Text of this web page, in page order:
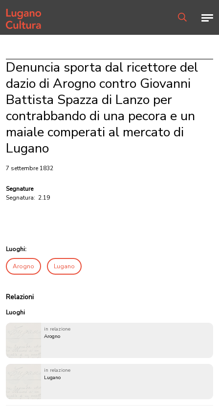
Home page
Denuncia sporta dal ricettore del
dazio di Arogno contro Giovanni
Battista Spazza di Lanzo per
contrabbando di una pecora e un
maiale comperati al mercato di
Lugano
7 settembre 1832
Segnature
Segnatura: 2.19
Luoghi:
Arogno Lugano
Relazioni
Luoghi
in relazione
Arogno
in relazione
Lugano